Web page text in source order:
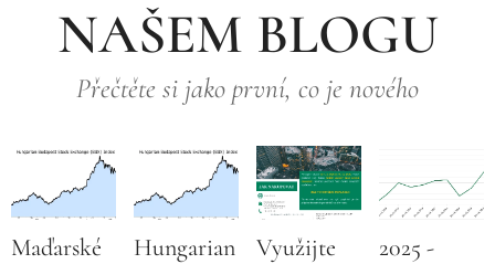
NAŠEM BLOGU
Přečtěte si jako první, co je nového
Maďarské
Hungarian
Využijte
2025 -